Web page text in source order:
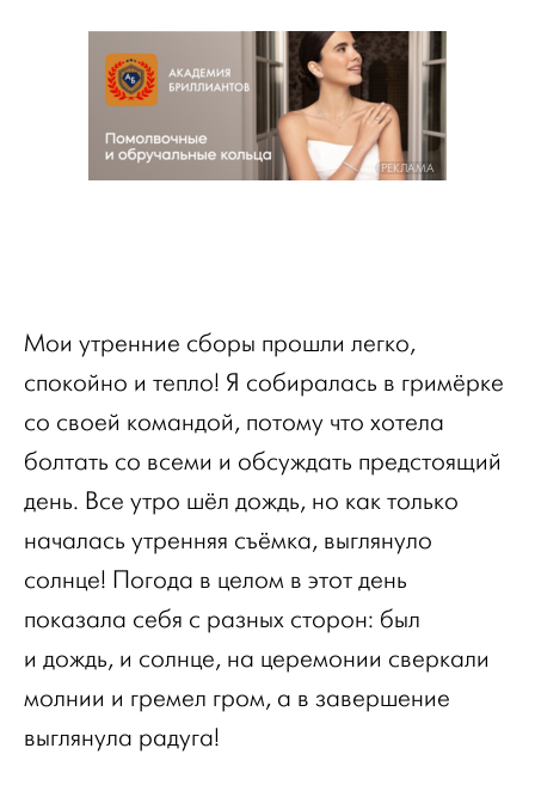
РЕКЛАМА
Мои утренние сборы прошли легко,
спокойно и тепло! Я собиралась в гримёрке
со своей командой, потому что хотела
болтать со всеми и обсуждать предстоящий
день. Все утро шёл дождь, но как только
началась утренняя съёмка, выглянуло
солнце! Погода в целом в этот день
показала себя с разных сторон: был
и дождь, и солнце, на церемонии сверкали
молнии и гремел гром, а в завершение
выглянула радуга!